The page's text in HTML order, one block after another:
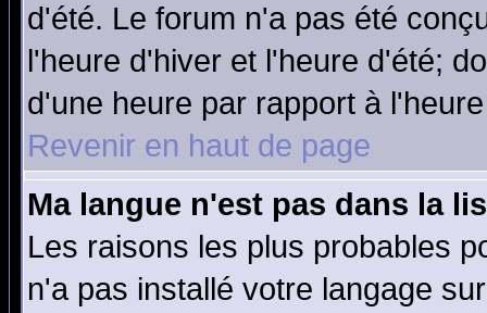
d'été. Le forum n'a pas été
l'heure d'hiver et l'heure d'été;
d'une heure par rapport à
Revenir en haut de page
Ma langue n'est pas dans la
Les raisons les plus probables
n'a pas installé votre langage